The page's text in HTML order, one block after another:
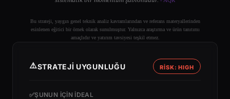
Bu strateji, yaygın genel teknik analiz kavramlarından ve referans materyallerinden
esinlenen eğitici bir örnek olarak sunulmuştur. Yalnızca araştırma ve ürün tanıtımı
amaçlıdır ve yatırım tavsiyesi teşkil etmez.
⚠️STRATEJI UYGUNLUĞU RİSK: HIGH
✅ŞUNUN IÇIN IDEAL